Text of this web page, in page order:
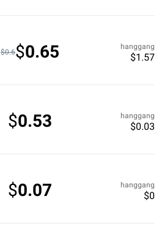
$0.6$0.65 hanggang
$1.57
$0.53 hanggang
$0.03
$0.07 hanggang
$0